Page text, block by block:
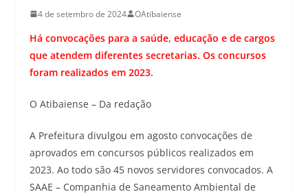
4 de setembro de 2024 OAtibaiense
Há convocações para a saúde, educação e de cargos
que atendem diferentes secretarias. Os concursos
foram realizados em 2023.
O Atibaiense – Da redação
A Prefeitura divulgou em agosto convocações de
aprovados em concursos públicos realizados em
2023. Ao todo são 45 novos servidores convocados. A
SAAE – Companhia de Saneamento Ambiental de